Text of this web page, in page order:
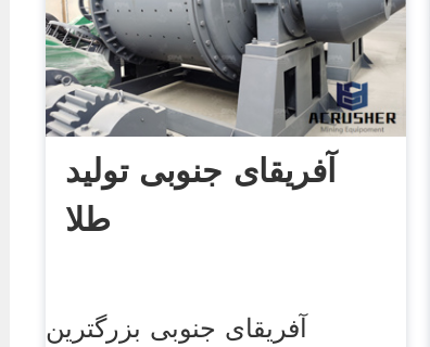
آفریقای جنوبی تولید
طلا
آفریقای جنوبی بزرگترین